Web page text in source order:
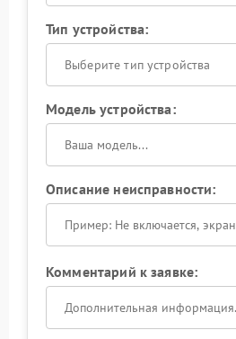
Тип устройства:
Выберите тип устройства
Модель устройства:
Описание неисправности:
Комментарий к заявке: